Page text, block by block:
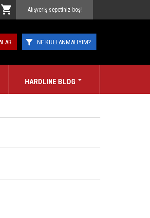
Alışveriş sepetiniz boş!
NE KULLANMALIYIM?
HARDLINE BLOG